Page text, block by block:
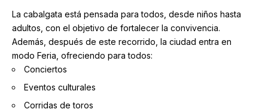
La cabalgata está pensada para todos, desde niños hasta
adultos, con el objetivo de fortalecer la convivencia.
Además, después de este recorrido, la ciudad entra en
modo Feria, ofreciendo para todos:
Conciertos
Eventos culturales
Corridas de toros